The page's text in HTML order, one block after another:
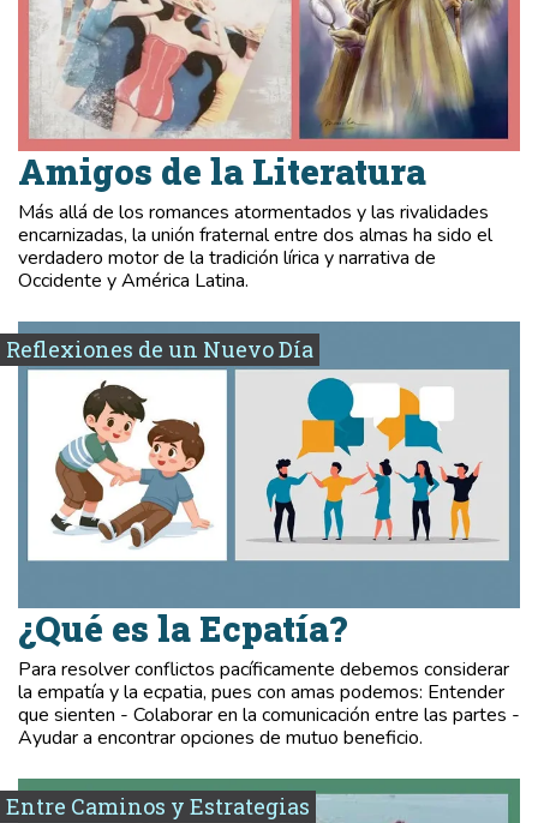
Amigos de la Literatura
Más allá de los romances atormentados y las rivalidades
encarnizadas, la unión fraternal entre dos almas ha sido el
verdadero motor de la tradición lírica y narrativa de
Occidente y América Latina.
Reflexiones de un Nuevo Día
¿Qué es la Ecpatía?
Para resolver conflictos pacíficamente debemos considerar
la empatía y la ecpatia, pues con amas podemos: Entender
que sienten - Colaborar en la comunicación entre las partes -
Ayudar a encontrar opciones de mutuo beneficio.
Entre Caminos y Estrategias